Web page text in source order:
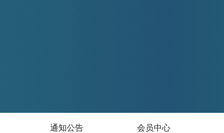
通知公告 会员中心